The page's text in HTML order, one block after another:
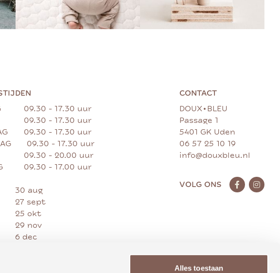
Alles toestaan
09.30 - 17.30 uur
09.30 - 17.30 uur
09.30 - 17.30 uur
09.30 - 17.30 uur
09.30 - 20.00 uur
09.30 - 17.00 uur
30 aug
27 sept
25 okt
29 nov
6 dec
CONTACT
DOUX • BLEU
Passage 1
5401 GK Uden
06 57 25 10 19
info@douxbleu.nl
VOLG ONS